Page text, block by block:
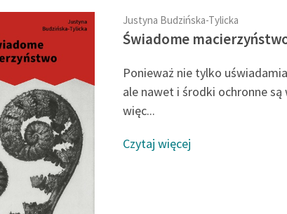
Justyna Budzińska-Tylicka
Świadome
Ponieważ nie tylko
ale nawet i środki ochronne są
więc...
Czytaj więcej